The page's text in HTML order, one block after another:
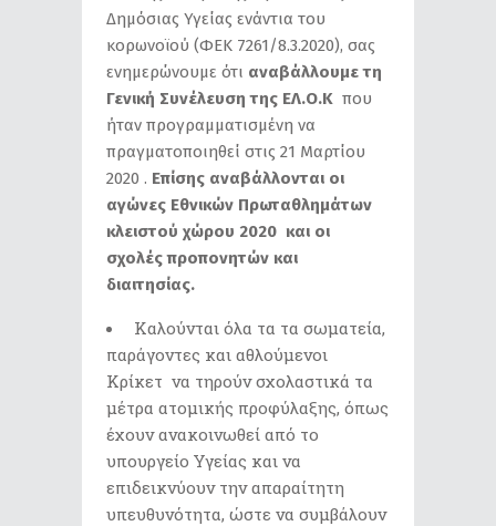
Δημόσιας Υγείας ενάντια του
κορωνοϊού (ΦΕΚ 7261/8.3.2020), σας
ενημερώνουμε ότι αναβάλλουμε τη
Γενική Συνέλευση της ΕΛ.Ο.Κ που
ήταν προγραμματισμένη να
πραγματοποιηθεί στις 21 Μαρτίου
2020 . Επίσης αναβάλλονται οι
αγώνες Εθνικών Πρωταθλημάτων
κλειστού χώρου 2020 και οι
σχολές προπονητών και
διαιτησίας.
Καλούνται όλα τα τα σωματεία,
παράγοντες και αθλούμενοι
Κρίκετ να τηρούν σχολαστικά τα
μέτρα ατομικής προφύλαξης, όπως
έχουν ανακοινωθεί από το
υπουργείο Υγείας και να
επιδεικνύουν την απαραίτητη
υπευθυνότητα, ώστε να συμβάλουν